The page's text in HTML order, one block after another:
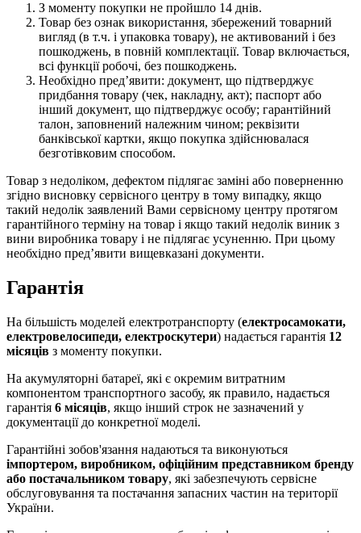
З моменту покупки не пройшло 14 днів.
Товар без ознак використання, збережений товарний
вигляд (в т.ч. і упаковка товару), не активований і без
пошкоджень, в повній комплектації. Товар включається,
всі функції робочі, без пошкоджень.
Необхідно пред’явити: документ, що підтверджує
придбання товару (чек, накладну, акт); паспорт або
інший документ, що підтверджує особу; гарантійний
талон, заповнений належним чином; реквізити
банківської картки, якщо покупка здійснювалася
безготівковим способом.
Товар з недоліком, дефектом підлягає заміні або поверненню
згідно висновку сервісного центру в тому випадку, якщо
такий недолік заявлений Вами сервісному центру протягом
гарантійного терміну на товар і якщо такий недолік виник з
вини виробника товару і не підлягає усуненню. При цьому
необхідно пред’явити вищевказані документи.
Гарантія
На більшість моделей електротранспорту (електросамокати,
електровелосипеди, електроскутери) надається гарантія 12
місяців з моменту покупки.
На акумуляторні батареї, які є окремим витратним
компонентом транспортного засобу, як правило, надається
гарантія 6 місяців, якщо інший строк не зазначений у
документації до конкретної моделі.
Гарантійні зобов'язання надаються та виконуються
імпортером, виробником, офіційним представником бренду
або постачальником товару, які забезпечують сервісне
обслуговування та постачання запасних частин на території
України.